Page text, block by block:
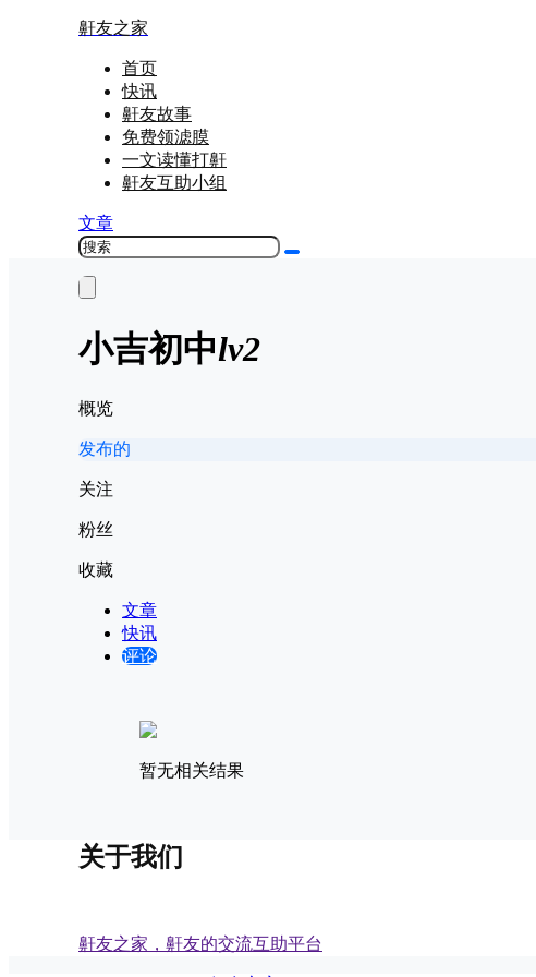
鼾友之家
首页
快讯
鼾友故事
免费领滤膜
一文读懂打鼾
鼾友互助小组
文章
小吉初中lv2
概览
发布的
关注
粉丝
收藏
文章
快讯
评论
暂无相关结果
关于我们
鼾友之家，鼾友的交流互助平台